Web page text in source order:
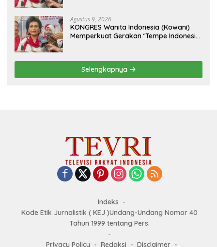
Agustus 9, 2026
KONGRES Wanita Indonesia (Kowani)
Memperkuat Gerakan ‘Tempe Indonesia
Selengkapnya
Indeks
Kode Etik Jurnalistik ( KEJ )Undang-Undang Nomor 40
Tahun 1999 tentang Pers.
Privacy Policy Redaksi Disclaimer